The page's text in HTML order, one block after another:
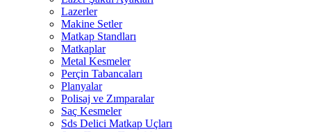
Lazerler
Makine Setler
Matkap Standları
Matkaplar
Metal Kesmeler
Perçin Tabancaları
Planyalar
Polisaj ve Zımparalar
Saç Kesmeler
Sds Delici Matkap Uçları